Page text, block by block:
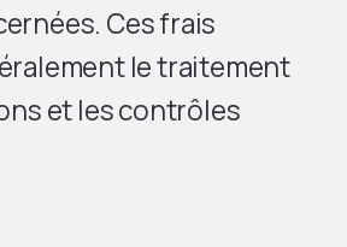
Ces frais
le traitement
et les contrôles